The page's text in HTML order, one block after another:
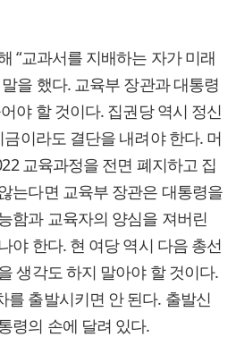
“교과서를 지배하는 자가 미래
을 했다. 교육부 장관과 대통령
야 할 것이다. 집권당 역시 정신
이라도 결단을 내려야 한다. 머
교육과정을 전면 폐지하고 집
는다면 교육부 장관은 대통령을
함과 교육자의 양심을 져버린
야 한다. 현 여당 역시 다음 총선
생각도 하지 말아야 할 것이다.
를 출발시키면 안 된다. 출발신
령의 손에 달려 있다.